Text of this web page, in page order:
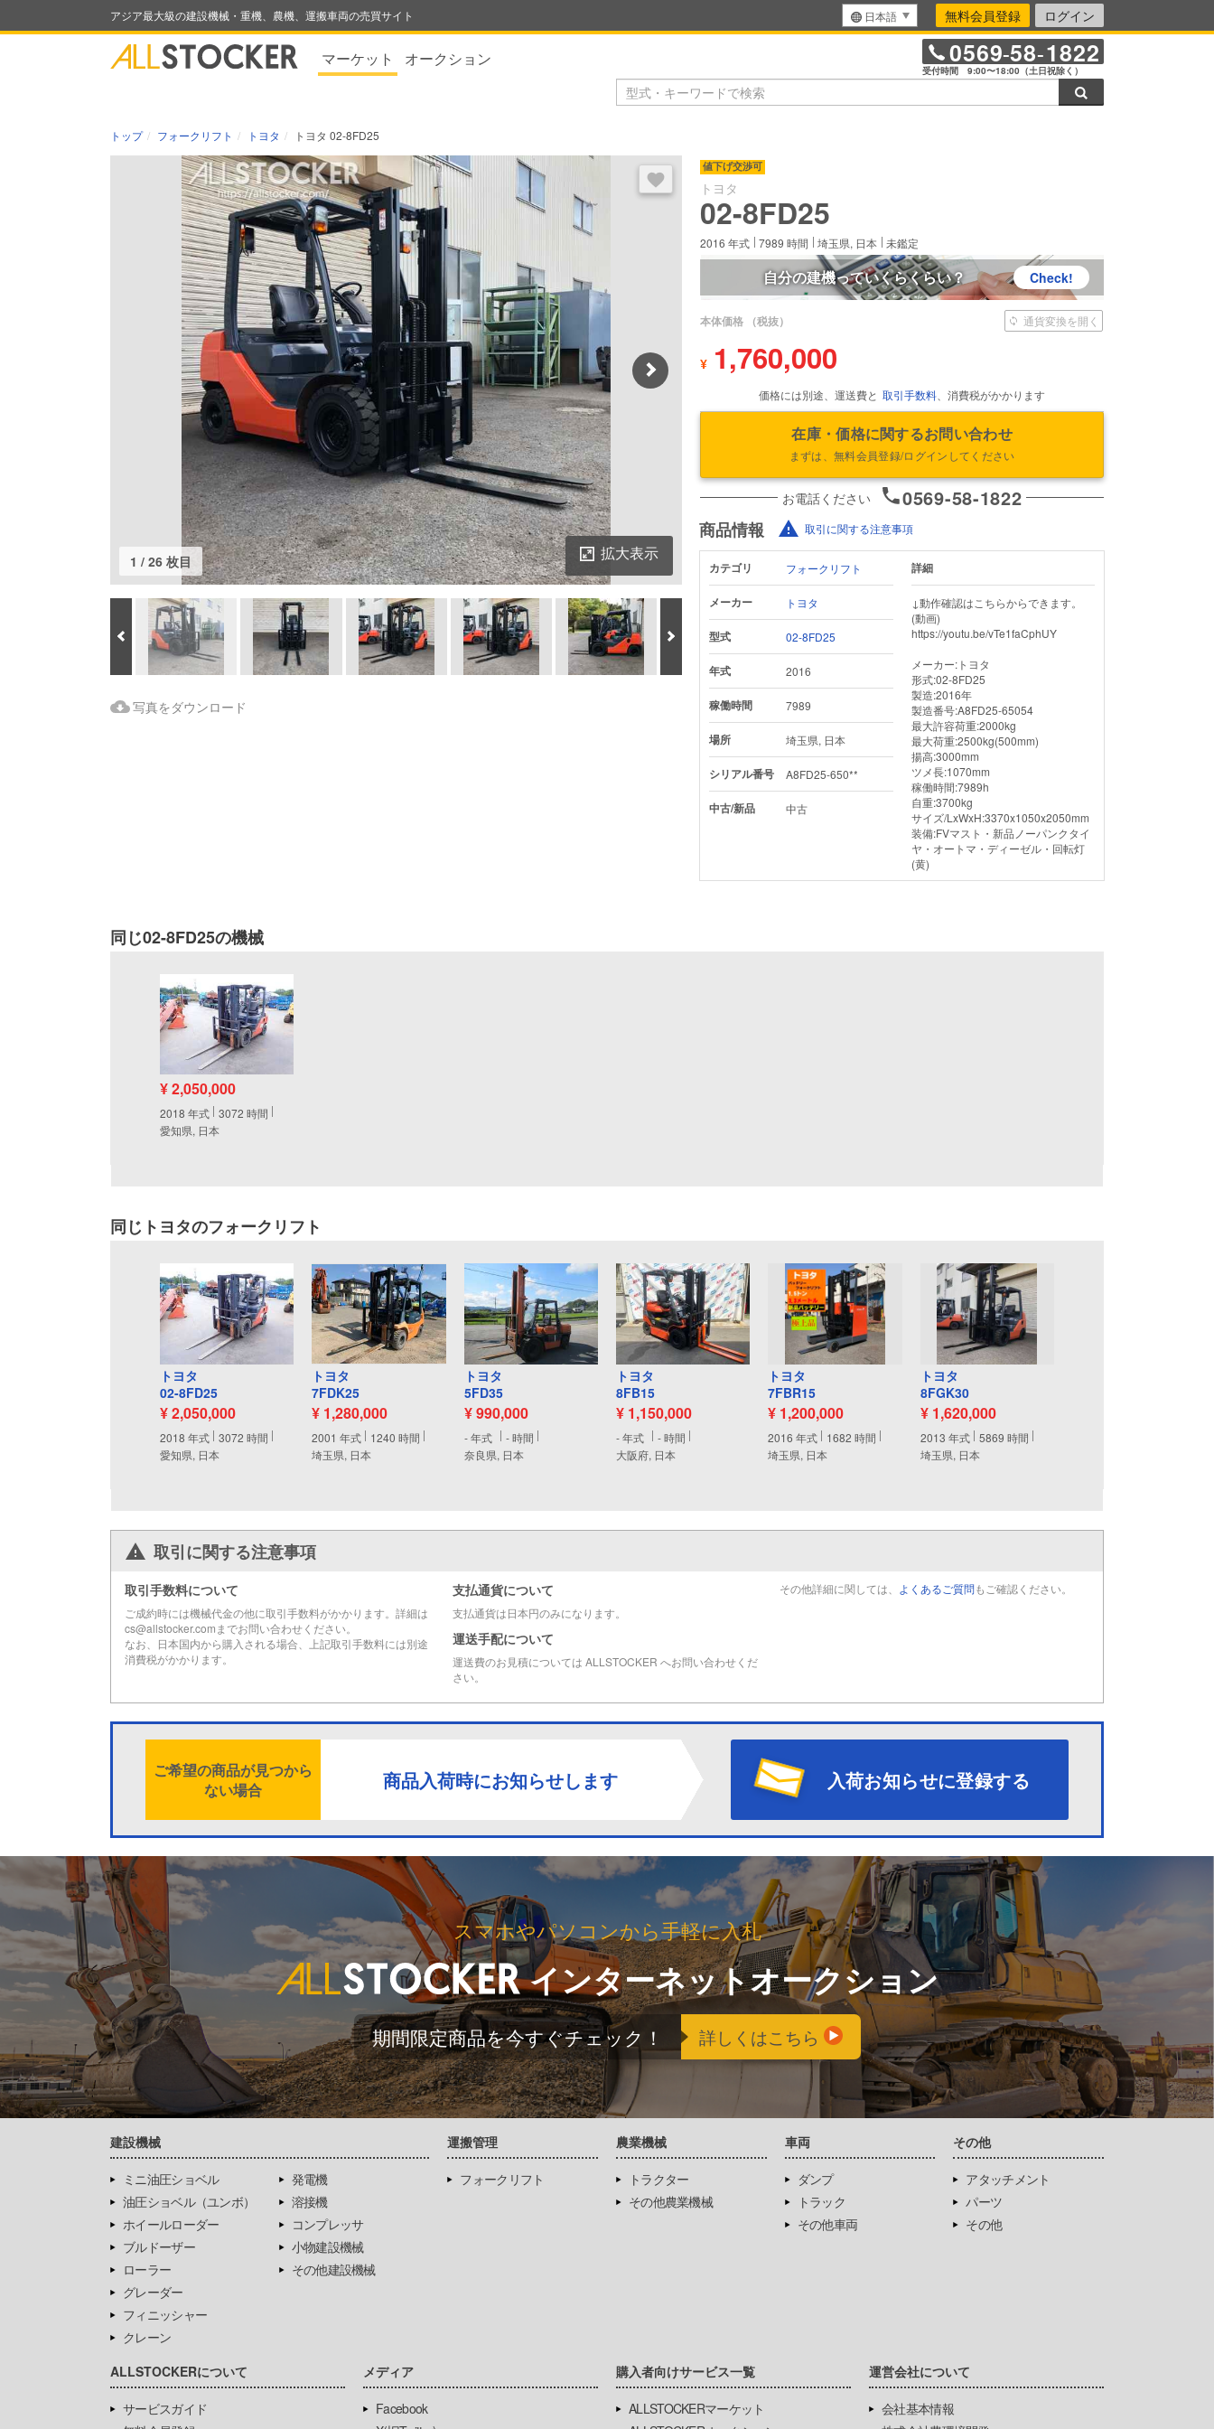
アジア最大級の建設機械・重機、農機、運搬車両の売買サイト 日本語 無料会員登録 ログイン
マーケット オークション 0569-58-1822
受付時間 9:00〜18:00（土日祝除く）
トップ フォークリフト トヨタ トヨタ 02-8FD25
値下げ交渉可
トヨタ
02-8FD25
2016 年式 7989 時間 埼玉県, 日本 未鑑定
Next
1 / 26 枚目 拡大表示
ログイン後にお気に入り登録できます。
Prev 次へ
写真をダウンロード
自分の建機っていくらくらい？ Check!
本体価格 （税抜）
¥ 1,760,000
通貨変換を開く
価格には別途、運送費と 取引手数料 、消費税がかかります
在庫・価格に関するお問い合わせ
まずは、無料会員登録/ログインしてください
お電話ください 0569-58-1822
商品情報 取引に関する注意事項
カテゴリ フォークリフト
メーカー トヨタ
型式 02-8FD25
年式 2016
稼働時間 7989
場所 埼玉県, 日本
シリアル番号 A8FD25-650**
中古/新品 中古
詳細
↓動作確認はこちらからできます。
(動画)
https://youtu.be/vTe1faCphUY
メーカー:トヨタ
形式:02-8FD25
製造:2016年
製造番号:A8FD25-65054
最大許容荷重:2000kg
最大荷重:2500kg(500mm)
揚高:3000mm
ツメ長:1070mm
稼働時間:7989h
自重:3700kg
サイズ/LxWxH:3370x1050x2050mm
装備:FVマスト・新品ノーパンクタイ
ヤ・オートマ・ディーゼル・回転灯
(黄)
同じ02-8FD25の機械
¥ 2,050,000
2018 年式 3072 時間
愛知県, 日本
同じトヨタのフォークリフト
トヨタ
02-8FD25
¥ 2,050,000
2018 年式 3072 時間
愛知県, 日本
トヨタ
7FDK25
¥ 1,280,000
2001 年式 1240 時間
埼玉県, 日本
トヨタ
5FD35
¥ 990,000
-年式 -時間
奈良県, 日本
トヨタ
8FB15
¥ 1,150,000
-年式 -時間
大阪府, 日本
トヨタ
7FBR15
¥ 1,200,000
2016 年式 1682 時間
埼玉県, 日本
トヨタ
8FGK30
¥ 1,620,000
2013 年式 5869 時間
埼玉県, 日本
取引に関する注意事項
取引手数料について
ご成約時には機械代金の他に取引手数料がかかります。詳細は
cs@allstocker.comまでお問い合わせください。
なお、日本国内から購入される場合、上記取引手数料には別途
消費税がかかります。
支払通貨について
支払通貨は日本円のみになります。
運送手配について
運送費のお見積については ALLSTOCKER へお問い合わせくだ
さい。
その他詳細に関しては、 よくあるご質問もご確認ください。
ご希望の商品が見つから
ない場合
商品入荷時にお知らせします 入荷お知らせに登録する
スマホやパソコンから手軽に入札
インターネットオークション
期間限定商品を今すぐチェック！ 詳しくはこちら
建設機械
ミニ油圧ショベル
油圧ショベル（ユンボ）
ホイールローダー
ブルドーザー
ローラー
グレーダー
フィニッシャー
クレーン
発電機
溶接機
コンプレッサ
小物建設機械
その他建設機械
運搬管理
フォークリフト
農業機械
トラクター
その他農業機械
車両
ダンプ
トラック
その他車両
その他
アタッチメント
パーツ
その他
ALLSTOCKERについて
サービスガイド
メディア
Facebook
購入者向けサービス一覧
ALLSTOCKERマーケット
運営会社について
会社基本情報